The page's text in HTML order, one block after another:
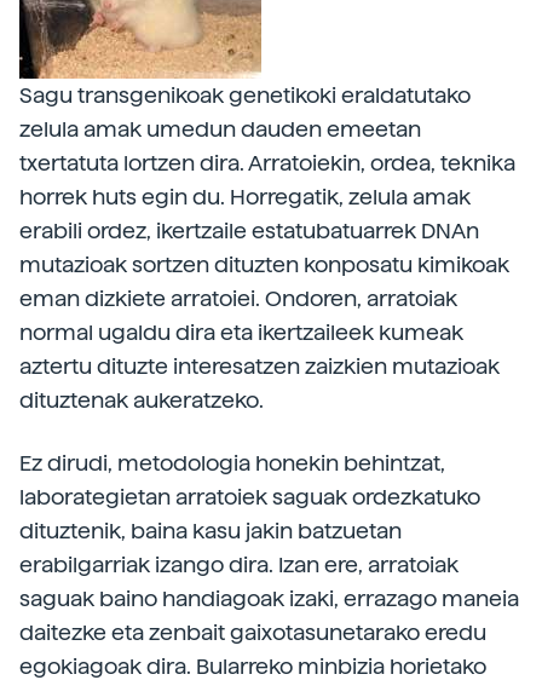
Sagu transgenikoak genetikoki eraldatutako
zelula amak umedun dauden emeetan
txertatuta lortzen dira. Arratoiekin, ordea, teknika
horrek huts egin du. Horregatik, zelula amak
erabili ordez, ikertzaile estatubatuarrek DNAn
mutazioak sortzen dituzten konposatu kimikoak
eman dizkiete arratoiei. Ondoren, arratoiak
normal ugaldu dira eta ikertzaileek kumeak
aztertu dituzte interesatzen zaizkien mutazioak
dituztenak aukeratzeko.
Ez dirudi, metodologia honekin behintzat,
laborategietan arratoiek saguak ordezkatuko
dituztenik, baina kasu jakin batzuetan
erabilgarriak izango dira. Izan ere, arratoiak
saguak baino handiagoak izaki, errazago maneia
daitezke eta zenbait gaixotasunetarako eredu
egokiagoak dira. Bularreko minbizia horietako